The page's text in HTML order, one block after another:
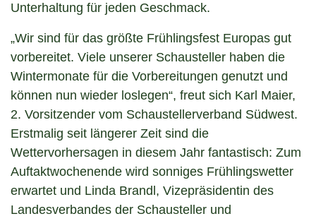
Unterhaltung für jeden Geschmack.
„Wir sind für das größte Frühlingsfest Europas gut
vorbereitet. Viele unserer Schausteller haben die
Wintermonate für die Vorbereitungen genutzt und
können nun wieder loslegen“, freut sich Karl Maier,
2. Vorsitzender vom Schaustellerverband Südwest.
Erstmalig seit längerer Zeit sind die
Wettervorhersagen in diesem Jahr fantastisch: Zum
Auftaktwochenende wird sonniges Frühlingswetter
erwartet und Linda Brandl, Vizepräsidentin des
Landesverbandes der Schausteller und